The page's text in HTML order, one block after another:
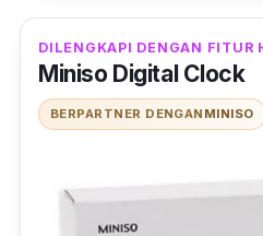
DILENGKAPI DENGAN FITUR
Miniso Digital Clock
BERPARTNER DENGAN MINISO